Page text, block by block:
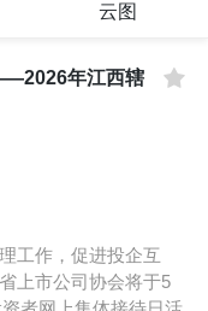
云图
年江西辖
工作，促进投企互
上市公司协会将于5